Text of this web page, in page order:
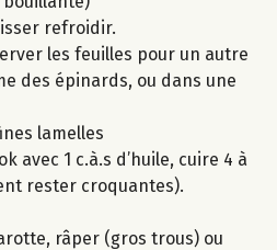
refroidir.
les feuilles pour un autre
des épinards, ou dans une
lamelles
avec 1 c.à.s d’huile, cuire 4 à
rester croquantes).
râper (gros trous) ou